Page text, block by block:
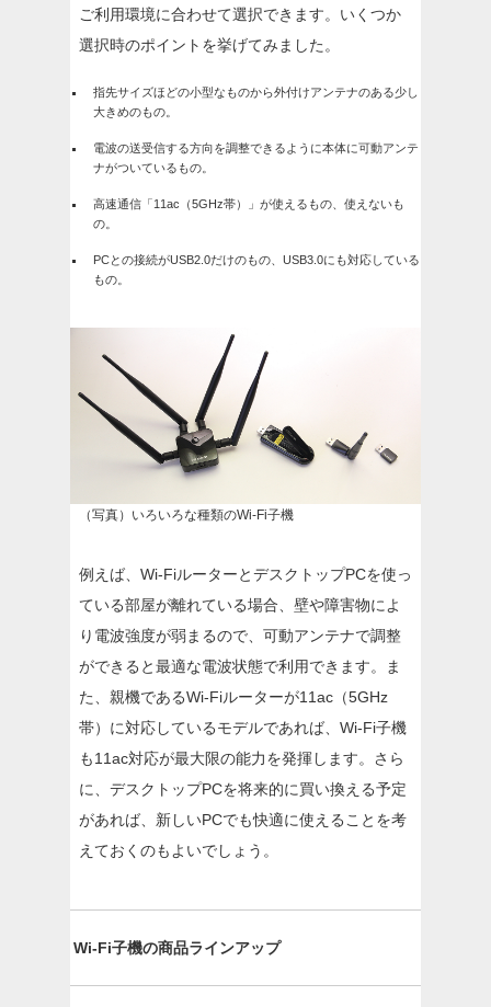
ご利用環境に合わせて選択できます。いくつか
選択時のポイントを挙げてみました。
指先サイズほどの小型なものから外付けアンテナのある少し
大きめのもの。
電波の送受信する方向を調整できるように本体に可動アンテ
ナがついているもの。
高速通信「11ac（5GHz帯）」が使えるもの、使えないも
の。
PCとの接続がUSB2.0だけのもの、USB3.0にも対応している
もの。
（写真）いろいろな種類のWi-Fi子機
例えば、Wi-FiルーターとデスクトップPCを使っ
ている部屋が離れている場合、壁や障害物によ
り電波強度が弱まるので、可動アンテナで調整
ができると最適な電波状態で利用できます。ま
た、親機であるWi-Fiルーターが11ac（5GHz
帯）に対応しているモデルであれば、Wi-Fi子機
も11ac対応が最大限の能力を発揮します。さら
に、デスクトップPCを将来的に買い換える予定
があれば、新しいPCでも快適に使えることを考
えておくのもよいでしょう。
Wi-Fi子機の商品ラインアップ